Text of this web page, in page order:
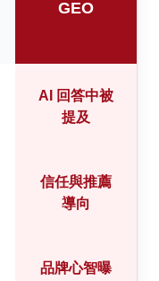
GEO
AI 回答中被
提及
信任與推薦
導向
品牌心智曝